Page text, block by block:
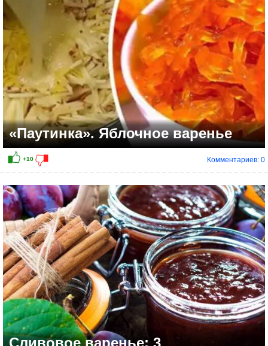
+7
«Паутинка». Яблочное варенье
Комментариев: 0